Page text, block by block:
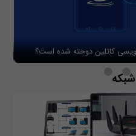
کاتلین دوخته شده است؟